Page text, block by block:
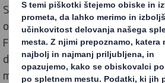
S Fundacijo sodelujemo, da bi
oblikovanja in inovacij v krožnem
Fundacija našim projektom dodaja
doprinaša znanje, s svojim
močno mrežo in možnost širjenja